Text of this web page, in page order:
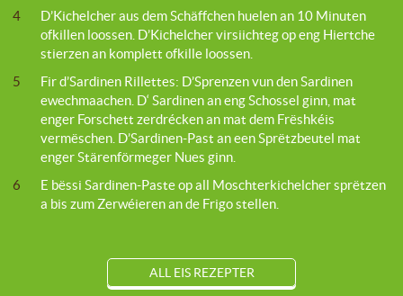
4
D’Kichelcher aus dem Schäffchen huelen an 10 Minuten
ofkillen loossen. D’Kichelcher virsiichteg op eng Hiertche
stierzen an komplett ofkille loossen.
5
Fir d’Sardinen Rillettes: D’Sprenzen vun den Sardinen
ewechmaachen. D‘ Sardinen an eng Schossel ginn, mat
enger Forschett zerdrécken an mat dem Frëshkéis
vermëschen. D’Sardinen-Past an een Sprëtzbeutel mat
enger Stärenförmeger Nues ginn.
6
E bëssi Sardinen-Paste op all Moschterkichelcher sprëtzen
a bis zum Zerwéieren an de Frigo stellen.
ALL EIS REZEPTER